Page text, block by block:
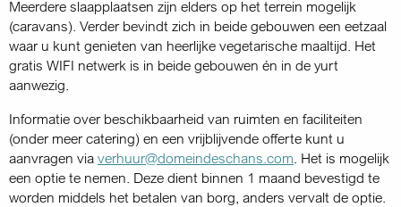
Meerdere slaapplaatsen zijn elders op het terrein mogelijk
(caravans). Verder bevindt zich in beide gebouwen een eetzaal
waar u kunt genieten van heerlijke vegetarische maaltijd. Het
gratis WIFI netwerk is in beide gebouwen én in de yurt
aanwezig.
Informatie over beschikbaarheid van ruimten en faciliteiten
(onder meer catering) en een vrijblijvende offerte kunt u
aanvragen via verhuur@domeindeschans.com . Het is mogelijk
een optie te nemen. Deze dient binnen 1 maand bevestigd te
worden middels het betalen van borg, anders vervalt de optie.